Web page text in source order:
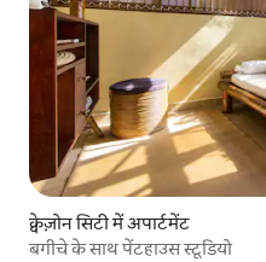
क्वेज़ोन सिटी में अपार्टमेंट
बगीचे के साथ पेंटहाउस स्टूडियो